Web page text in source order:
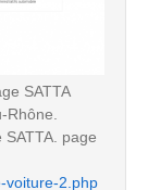
SATTA
Rhône.
page
voiture-2.php